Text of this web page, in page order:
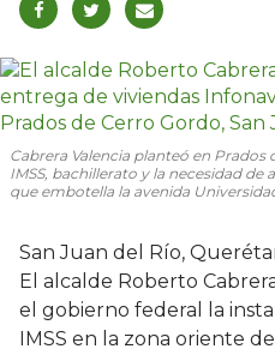
Cabrera Valencia planteó en Prados
IMSS, bachillerato y la necesidad
que embotella la avenida
San Juan del Río,
El alcalde Roberto
el gobierno federal la
IMSS en la zona oriente